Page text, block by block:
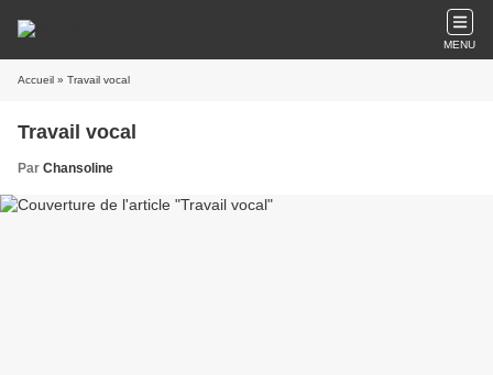
MENU
Accueil » Travail vocal
Travail vocal
Par Chansoline